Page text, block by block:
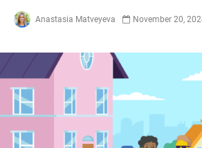
Anastasia Matveyeva November 20,